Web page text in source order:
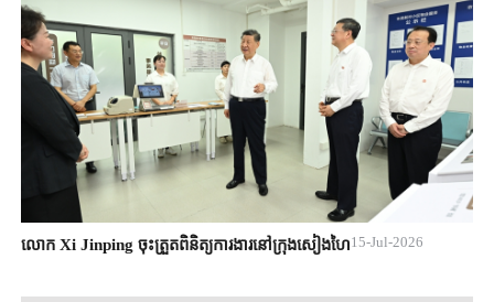
លោក Xi Jinping ចុះត្រួតពិនិត្យការងារនៅក្រុងសៀងហៃ15-Jul-2026